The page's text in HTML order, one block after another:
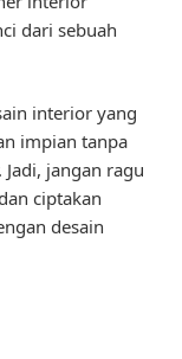
dari sebuah
interior yang
impian tanpa
jangan ragu
ciptakan
desain